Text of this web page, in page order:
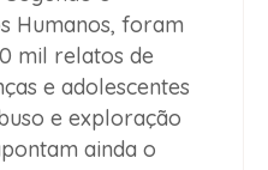
Humanos, foram
mil relatos de
e adolescentes
e exploração
ainda o